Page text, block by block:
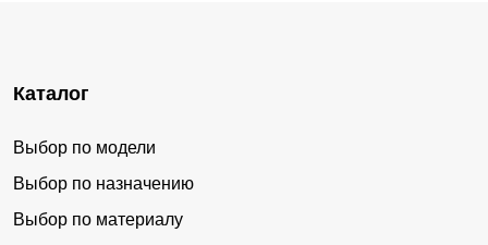
Каталог
Выбор по модели
Выбор по назначению
Выбор по материалу